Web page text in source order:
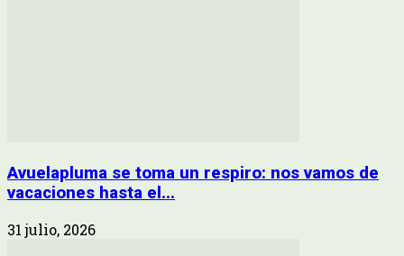
Avuelapluma se toma un respiro: nos vamos de
vacaciones hasta el...
31 julio, 2026